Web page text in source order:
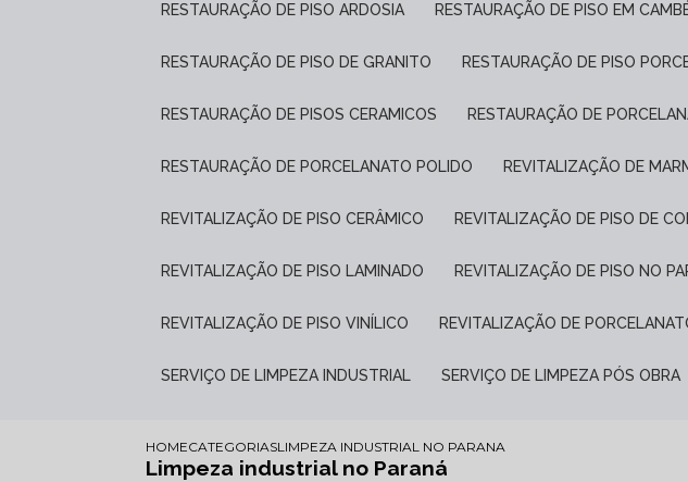
RESTAURAÇÃO DE PISO ARDOSIA RESTAURAÇÃO DE PISO EM
RESTAURAÇÃO DE PISO DE GRANITO RESTAURAÇÃO DE PISO
RESTAURAÇÃO DE PISOS CERAMICOS RESTAURAÇÃO DE
RESTAURAÇÃO DE PORCELANATO POLIDO REVITALIZAÇÃO DE
REVITALIZAÇÃO DE PISO CERÂMICO REVITALIZAÇÃO DE PISO DE
REVITALIZAÇÃO DE PISO LAMINADO REVITALIZAÇÃO DE PISO NO
REVITALIZAÇÃO DE PISO VINÍLICO REVITALIZAÇÃO DE
SERVIÇO DE LIMPEZA INDUSTRIAL SERVIÇO DE LIMPEZA PÓS OBRA
HOMECATEGORIASLIMPEZA INDUSTRIAL NO PARANA
Limpeza industrial no Paraná